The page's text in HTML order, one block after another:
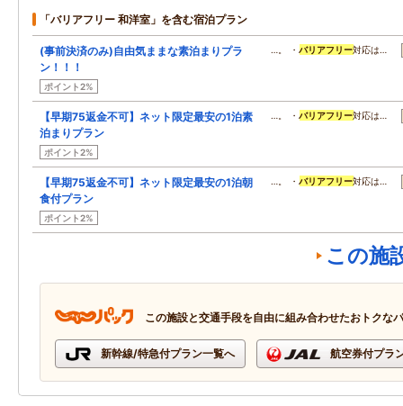
「バリアフリー 和洋室」を含む宿泊プラン
(事前決済のみ)自由気ままな素泊まりプラ
ン！！！
ポイント2%
…。 ・バリアフリー対応は…
【早期75返金不可】ネット限定最安の1泊素
泊まりプラン
ポイント2%
…。 ・バリアフリー対応は…
【早期75返金不可】ネット限定最安の1泊朝
食付プラン
ポイント2%
…。 ・バリアフリー対応は…
この施
この施設と交通手段を自由に組み合わせたおトクな
新幹線/特急付プラン一覧へ 航空券付プラ